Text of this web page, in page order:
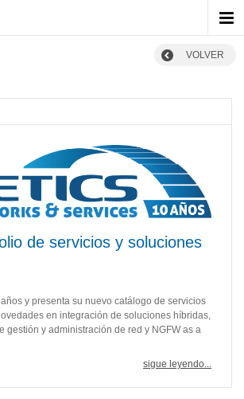
VOLVER
de servicios y soluciones
y presenta su nuevo catálogo de servicios
en integración de soluciones híbridas,
gestión y administración de red y NGFW as a
sigue leyendo...